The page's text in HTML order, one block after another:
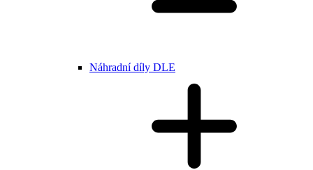
Náhradní díly DLE